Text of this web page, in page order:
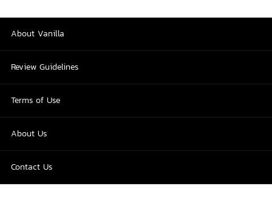
About Vanilla
Review Guidelines
Terms of Use
About Us
Contact Us